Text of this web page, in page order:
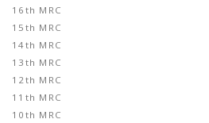
16th MRC
15th MRC
14th MRC
13th MRC
12th MRC
11th MRC
10th MRC